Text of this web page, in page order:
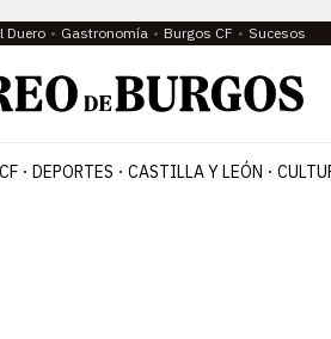
Duero Gastronomía Burgos CF Sucesos
DEPORTES CASTILLA Y LEÓN